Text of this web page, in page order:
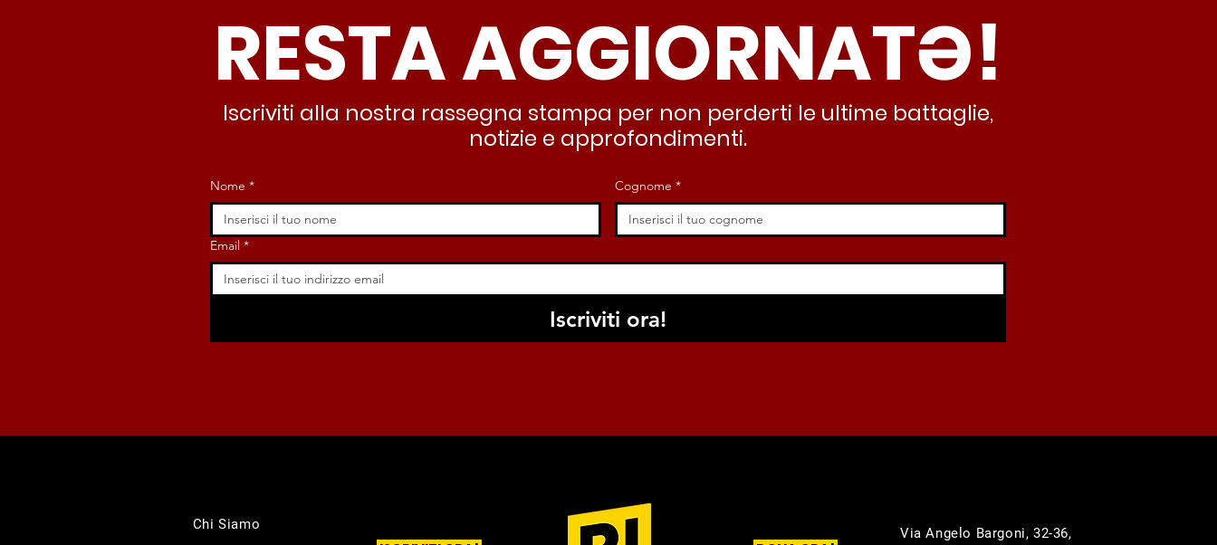
nessuno interviene”
deve garantire servizi e
dignità”
lasciando al caos e
all’abusivismo”
RESTA AGGIORNATƏ!
Iscriviti alla nostra rassegna stampa per non perderti le ultime battaglie,
notizie e approfondimenti.
Nome * Cognome *
Email *
Iscriviti ora!
Chi Siamo
Via Angelo Bargoni, 32-36,